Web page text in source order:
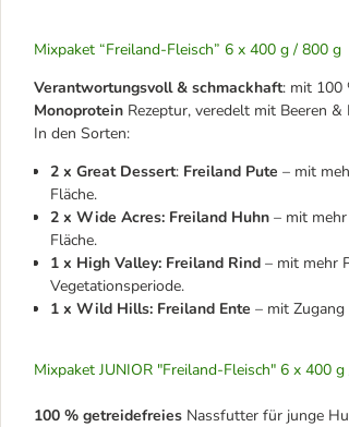
Mixpaket “Freiland-Fleisch” 6 x 400 g / 800 g
Verantwortungsvoll & schmackhaft: mit 100
Monoprotein Rezeptur, veredelt mit Beeren &
In den Sorten:
2 x Great Dessert: Freiland Pute – mit
Fläche.
2 x Wide Acres: Freiland Huhn – mit
Fläche.
1 x High Valley: Freiland Rind – mit mehr
Vegetationsperiode.
1 x Wild Hills: Freiland Ente – mit
Mixpaket JUNIOR "Freiland-Fleisch" 6 x 400
100 % getreidefreies Nassfutter für junge